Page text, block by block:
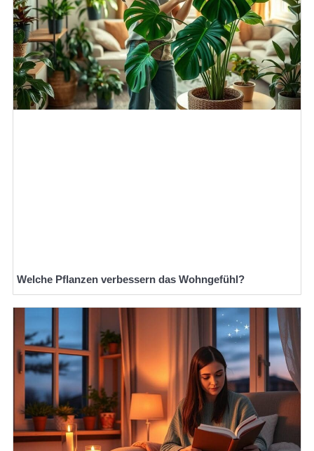
Welche Pflanzen verbessern das Wohngefühl?